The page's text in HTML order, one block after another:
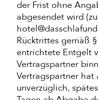
der Frist ohne
abgesendet wird
Rücktrittes gemäß
entrichtete Entgelt
Vertragspartner
Vertragspartner hat
unverzüglich,